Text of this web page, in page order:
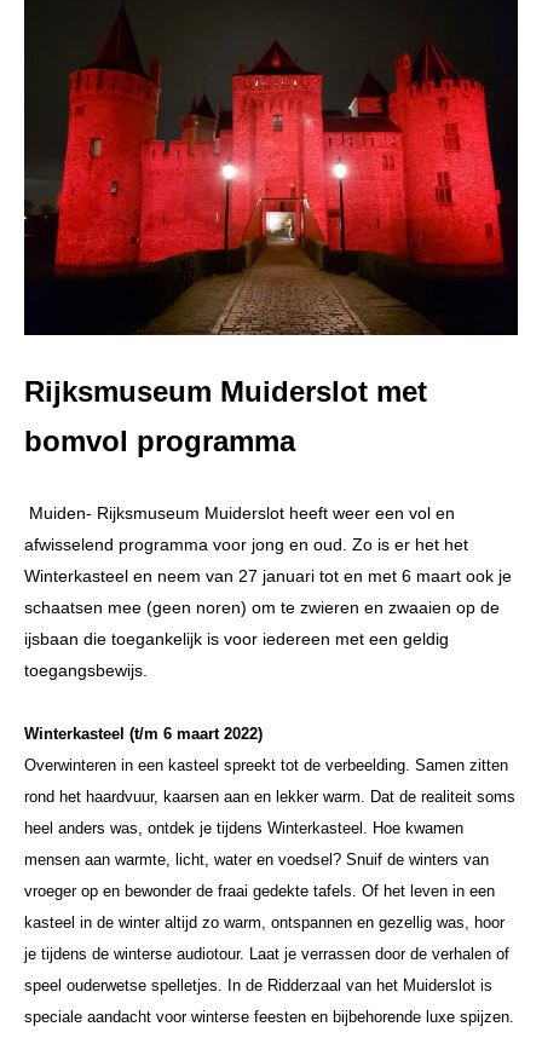
Rijksmuseum Muiderslot met
bomvol programma
Muiden- Rijksmuseum Muiderslot heeft weer een vol en
afwisselend programma voor jong en oud. Zo is er het het
Winterkasteel en neem van 27 januari tot en met 6 maart ook je
schaatsen mee (geen noren) om te zwieren en zwaaien op de
ijsbaan die toegankelijk is voor iedereen met een geldig
toegangsbewijs.
Winterkasteel (t/m 6 maart 2022)
Overwinteren in een kasteel spreekt tot de verbeelding. Samen zitten
rond het haardvuur, kaarsen aan en lekker warm. Dat de realiteit soms
heel anders was, ontdek je tijdens Winterkasteel. Hoe kwamen
mensen aan warmte, licht, water en voedsel? Snuif de winters van
vroeger op en bewonder de fraai gedekte tafels. Of het leven in een
kasteel in de winter altijd zo warm, ontspannen en gezellig was, hoor
je tijdens de winterse audiotour. Laat je verrassen door de verhalen of
speel ouderwetse spelletjes. In de Ridderzaal van het Muiderslot is
speciale aandacht voor winterse feesten en bijbehorende luxe spijzen.